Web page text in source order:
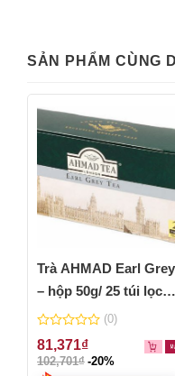
SẢN PHẨM CÙNG
Trà AHMAD Earl Grey
– hộp 50g/ 25 túi lọc
không có bao thiếc
0
out
of
(0)
81,371₫
102,701₫ -20%